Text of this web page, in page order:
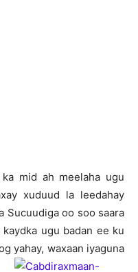
mid ah meelaha ugu
xuduud la leedahay
Sucuudiga oo soo saara
ugu badan ee ku
yahay, waxaan iyaguna